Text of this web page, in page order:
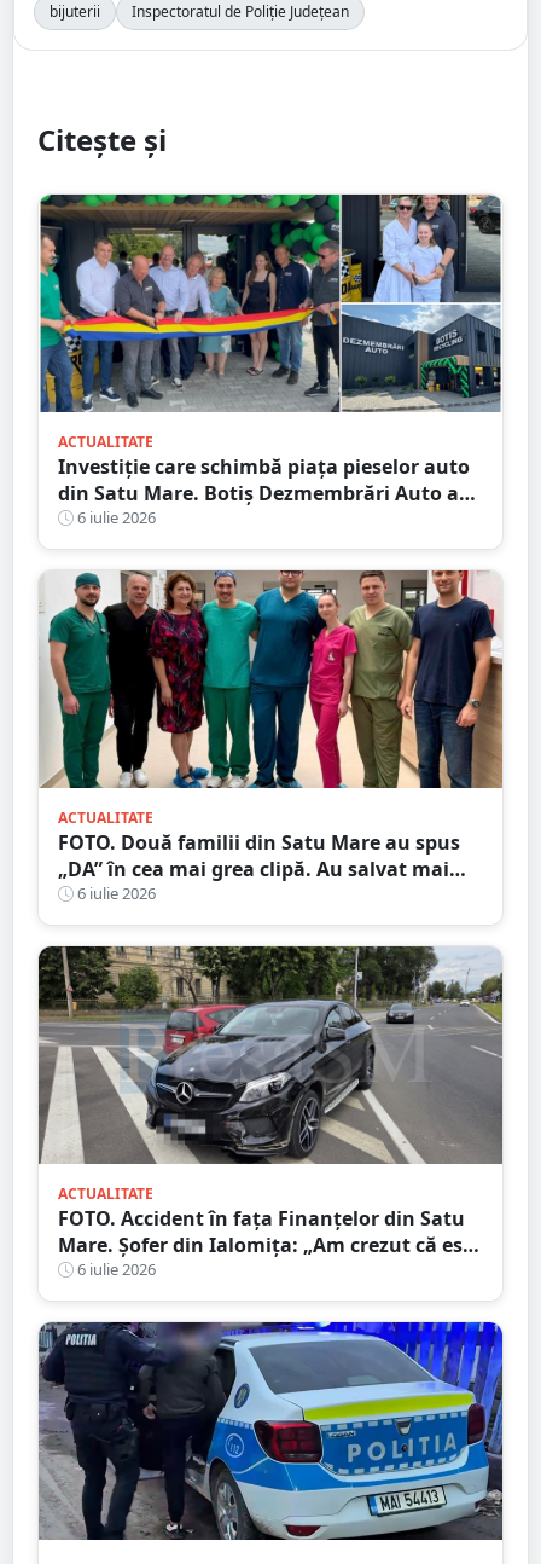
bijuterii Inspectoratul de Poliție Județean
Citește și
ACTUALITATE
Investiție care schimbă piața pieselor auto
din Satu Mare. Botiș Dezmembrări Auto a
inaugurat noul centru
6 iulie 2026
ACTUALITATE
FOTO. Două familii din Satu Mare au spus
„DA” în cea mai grea clipă. Au salvat mai
mulți pacienți
6 iulie 2026
ACTUALITATE
FOTO. Accident în fața Finanțelor din Satu
Mare. Șofer din Ialomița: „Am crezut că este
sens giratoriu”
6 iulie 2026